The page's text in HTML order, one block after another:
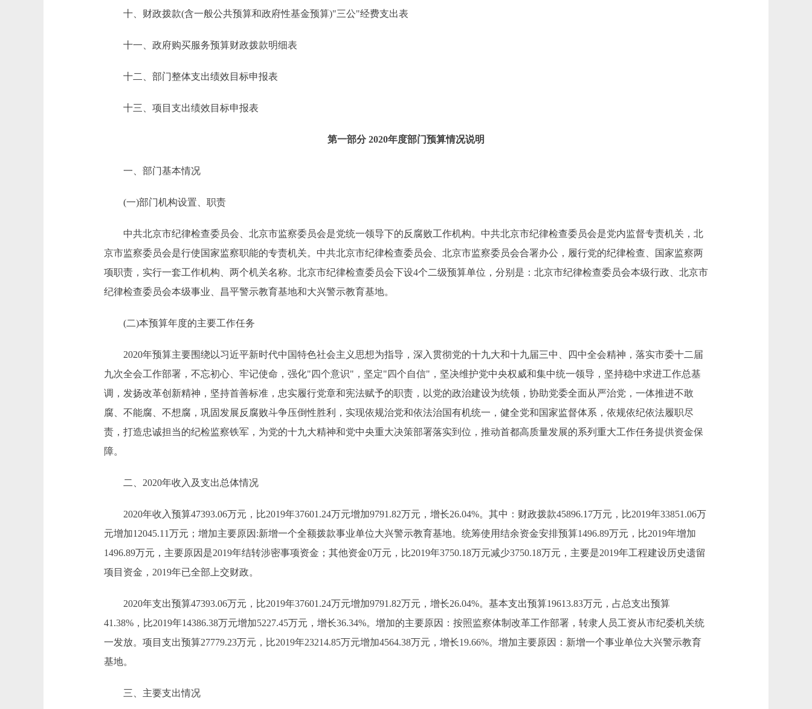
十、财政拨款(含一般公共预算和政府性基金预算)"三公"经费支出表
十一、政府购买服务预算财政拨款明细表
十二、部门整体支出绩效目标申报表
十三、项目支出绩效目标申报表
第一部分 2020年度部门预算情况说明
一、部门基本情况
(一)部门机构设置、职责
中共北京市纪律检查委员会、北京市监察委员会是党统一领导下的反腐败工作机构。中共北京市纪律检查委员会是党内监督专责机关，北
京市监察委员会是行使国家监察职能的专责机关。中共北京市纪律检查委员会、北京市监察委员会合署办公，履行党的纪律检查、国家监察两
项职责，实行一套工作机构、两个机关名称。北京市纪律检查委员会下设4个二级预算单位，分别是：北京市纪律检查委员会本级行政、北京市
纪律检查委员会本级事业、昌平警示教育基地和大兴警示教育基地。
(二)本预算年度的主要工作任务
2020年预算主要围绕以习近平新时代中国特色社会主义思想为指导，深入贯彻党的十九大和十九届三中、四中全会精神，落实市委十二届
九次全会工作部署，不忘初心、牢记使命，强化"四个意识"，坚定"四个自信"，坚决维护党中央权威和集中统一领导，坚持稳中求进工作总基
调，发扬改革创新精神，坚持首善标准，忠实履行党章和宪法赋予的职责，以党的政治建设为统领，协助党委全面从严治党，一体推进不敢
腐、不能腐、不想腐，巩固发展反腐败斗争压倒性胜利，实现依规治党和依法治国有机统一，健全党和国家监督体系，依规依纪依法履职尽
责，打造忠诚担当的纪检监察铁军，为党的十九大精神和党中央重大决策部署落实到位，推动首都高质量发展的系列重大工作任务提供资金保
障。
二、2020年收入及支出总体情况
2020年收入预算47393.06万元，比2019年37601.24万元增加9791.82万元，增长26.04%。其中：财政拨款45896.17万元，比2019年33851.06万
元增加12045.11万元；增加主要原因:新增一个全额拨款事业单位大兴警示教育基地。统筹使用结余资金安排预算1496.89万元，比2019年增加
1496.89万元，主要原因是2019年结转涉密事项资金；其他资金0万元，比2019年3750.18万元减少3750.18万元，主要是2019年工程建设历史遗留
项目资金，2019年已全部上交财政。
2020年支出预算47393.06万元，比2019年37601.24万元增加9791.82万元，增长26.04%。基本支出预算19613.83万元，占总支出预算
41.38%，比2019年14386.38万元增加5227.45万元，增长36.34%。增加的主要原因：按照监察体制改革工作部署，转隶人员工资从市纪委机关统
一发放。项目支出预算27779.23万元，比2019年23214.85万元增加4564.38万元，增长19.66%。增加主要原因：新增一个事业单位大兴警示教育
基地。
三、主要支出情况